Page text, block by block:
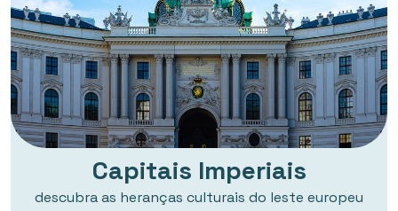
Capitais Imperiais
descubra as heranças culturais do leste europeu